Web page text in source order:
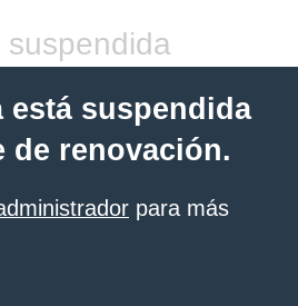
suspendida
está suspendida
de renovación.
para más